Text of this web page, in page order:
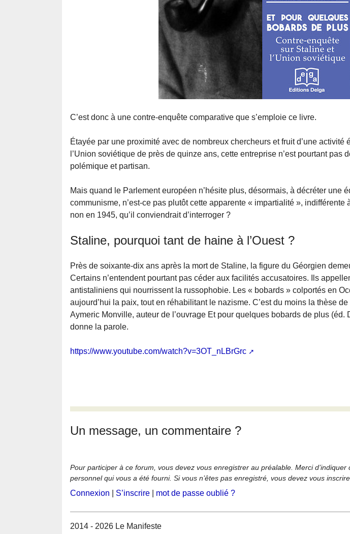
C’est donc à une contre-enquête comparative que s’emploie ce livre.
Étayée par une proximité avec de nombreux chercheurs et fruit d’une activité
l’Union soviétique de près de quinze ans, cette entreprise n’est pourtant pas
polémique et partisan.
Mais quand le Parlement européen n’hésite plus, désormais, à décréter une
communisme, n’est-ce pas plutôt cette apparente « impartialité », indifférente
non en 1945, qu’il conviendrait d’interroger ?
Staline, pourquoi tant de haine à l’Ouest ?
Près de soixante-dix ans après la mort de Staline, la figure du Géorgien
Certains n’entendent pourtant pas céder aux facilités accusatoires. Ils
antistaliniens qui nourrissent la russophobie. Les « bobards » colportés en
aujourd’hui la paix, tout en réhabilitant le nazisme. C’est du moins la thèse
Aymeric Monville, auteur de l’ouvrage Et pour quelques bobards de plus (éd.
donne la parole.
https://www.youtube.com/watch?v=3OT_nLBrGrc
Un message, un commentaire ?
Pour participer à ce forum, vous devez vous enregistrer au préalable. Merci d’indiquer
personnel qui vous a été fourni. Si vous n’êtes pas enregistré, vous devez vous inscrire.
Connexion S’inscrire mot de passe oublié ?
2014 - 2026 Le Manifeste